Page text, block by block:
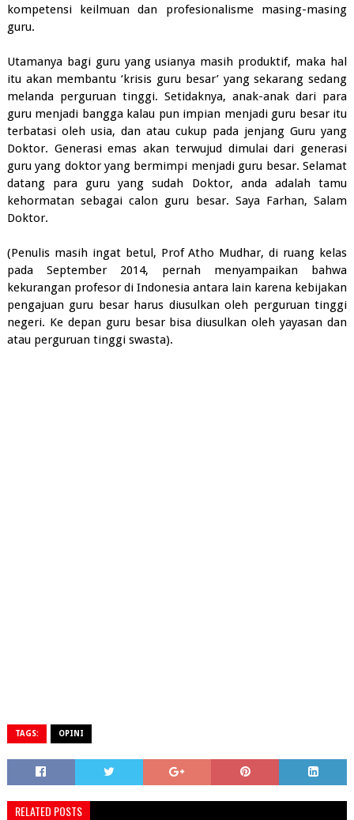
kompetensi keilmuan dan profesionalisme masing-masing
guru.
Utamanya bagi guru yang usianya masih produktif, maka hal
itu akan membantu ‘krisis guru besar’ yang sekarang sedang
melanda perguruan tinggi. Setidaknya, anak-anak dari para
guru menjadi bangga kalau pun impian menjadi guru besar itu
terbatasi oleh usia, dan atau cukup pada jenjang Guru yang
Doktor. Generasi emas akan terwujud dimulai dari generasi
guru yang doktor yang bermimpi menjadi guru besar. Selamat
datang para guru yang sudah Doktor, anda adalah tamu
kehormatan sebagai calon guru besar. Saya Farhan, Salam
Doktor.
(Penulis masih ingat betul, Prof Atho Mudhar, di ruang kelas
pada September 2014, pernah menyampaikan bahwa
kekurangan profesor di Indonesia antara lain karena kebijakan
pengajuan guru besar harus diusulkan oleh perguruan tinggi
negeri. Ke depan guru besar bisa diusulkan oleh yayasan dan
atau perguruan tinggi swasta).
TAGS: OPINI
RELATED POSTS